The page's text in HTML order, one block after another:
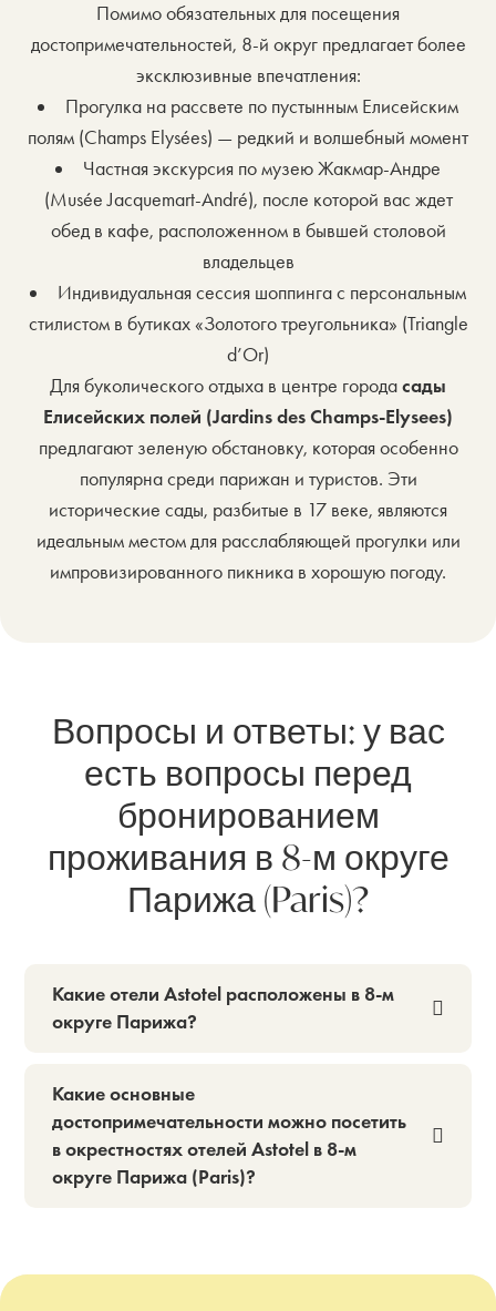
Помимо обязательных для посещения
достопримечательностей, 8-й округ предлагает более
эксклюзивные впечатления:
Прогулка на рассвете по пустынным Елисейским
полям (Champs Elysées) — редкий и волшебный момент
Частная экскурсия по музею Жакмар-Андре
(Musée Jacquemart-André), после которой вас ждет
обед в кафе, расположенном в бывшей столовой
владельцев
Индивидуальная сессия шоппинга с персональным
стилистом в бутиках «Золотого треугольника» (Triangle
d’Or)
Для буколического отдыха в центре городасады
Елисейских полей (Jardins des Champs-Elysees)
предлагают зеленую обстановку, которая особенно
популярна среди парижан и туристов. Эти
исторические сады, разбитые в 17 веке, являются
идеальным местом для расслабляющей прогулки или
импровизированного пикника в хорошую погоду.
Вопросы и ответы: у вас
есть вопросы перед
бронированием
проживания в 8-м округе
Парижа (Paris)?
Какие отели Astotel расположены в 8-м
округе Парижа?
Какие основные
достопримечательности можно посетить
в окрестностях отелей Astotel в 8-м
округе Парижа (Paris)?